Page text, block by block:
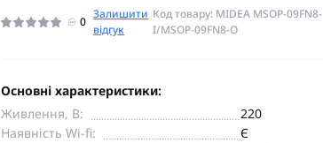
0
Залишити
відгук
Код товару: MIDEA MSOP-09FN8-
I/MSOP-09FN8-O
Основні характеристики:
Живлення, В:
220
Наявність Wi-fi:
Є